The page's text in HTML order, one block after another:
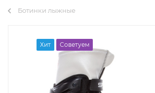
Ботинки лыжные
Хит Советуем